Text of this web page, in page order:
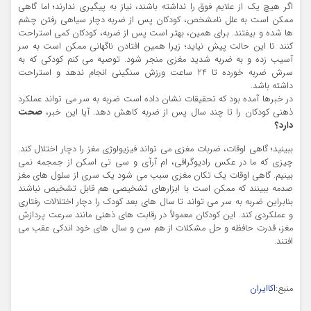
اگر هیچ یک از علایم فوق را نداشته باشند، نیاز به پیگیری ندارند؛ اما گاهی
ممکن است به علل نامشخص، کودکان پس از ضربه دچار سیاهی رفتن چشم‌
ها شده و بیفتند. برای همین، بهتر است پس از ضربه، کودکان کمی استراحت
کنند تا این حالت پیش نیاید؛ زیرا همین افتادن ناگهانی ممکن است به سر
آسیب زده و به ضربه شدید مغزی منجر شود. توصیه می ‌کنم کودکی که به
سرش ضربه خورده تا 24 ساعت ورزش سنگینی انجام ندهد و استراحت
داشته باشد.
در خبرها آمده بود که تحقیقات نشان داده است ضربه به سر می‌ تواند عملکرد
ذهنی کودکان را تا چند سال پس از ضربه کاهش دهد. آیا این خبر، صحت
دارد؟
ببینید؛ گاهی اوقات، ضربات مغزی می ‌تواند فیزیولوژی مغز را دچار اختلال کند.
چیزی که ما در عکس رادیوگرافی، ام ‌آر‌آی و سی ‌تی ‌اسکن از جمجمه نمی
‌بینیم. گاهی اوقات یک تکان مغزی سبب می ‌شود یک‌ سری از سلول‌ های مغز
صدمه ببینند که ممکن است با ابزارهای تشخیصی هم قابل تشخیص نباشند
بنابراین ضربه به سر می ‌تواند تا سال‌ های بعد کودک را دچار اختلالات رفتاری
و عملکردی کند. این کودکان معمولاً در رقابت‌ های ذهنی مانند سرعت پردازش
مغز، قدرت حافظه و حل مشکلات از هم سن و سال‌ های خود اندکی عقب می
‌افتند.
منبع:اکاایران